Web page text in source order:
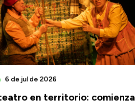
en territorio: comienza
6 de jul de 2026